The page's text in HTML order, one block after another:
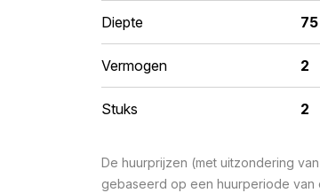
Diepte
Vermogen 2
Stuks 2
De huurprijzen (met uitzondering
gebaseerd op een huurperiode